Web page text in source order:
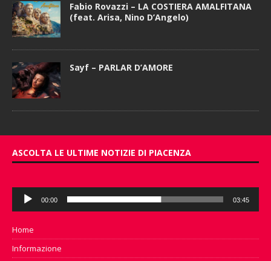
Fabio Rovazzi – LA COSTIERA AMALFITANA
(feat. Arisa, Nino D’Angelo)
Sayf – PARLAR D’AMORE
ASCOLTA LE ULTIME NOTIZIE DI PIACENZA
Audio
Player
00:00 03:45
Home
Informazione